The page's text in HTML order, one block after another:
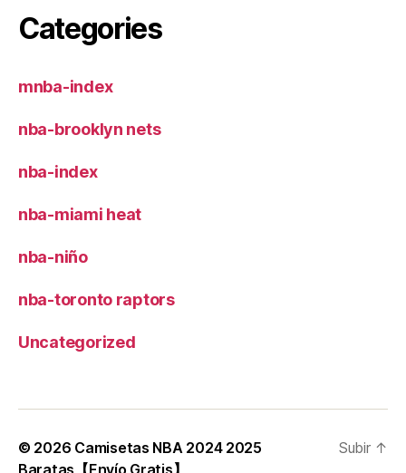
Categories
mnba-index
nba-brooklyn nets
nba-index
nba-miami heat
nba-niño
nba-toronto raptors
Uncategorized
© 2026 Camisetas NBA 2024 2025
Baratas【Envío Gratis】
Subir ↑